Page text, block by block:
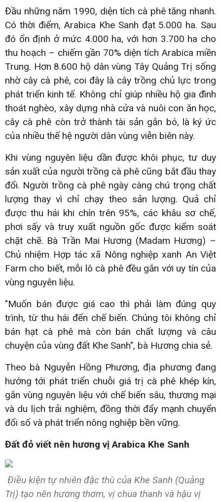
Đầu những năm 1990, diện tích cà phê tăng nhanh.
Có thời điểm, Arabica Khe Sanh đạt 5.000 ha. Sau
đó ổn định ở mức 4.000 ha, với hơn 3.700 ha cho
thu hoạch – chiếm gần 70% diện tích Arabica miền
Trung. Hơn 8.600 hộ dân vùng Tây Quảng Trị sống
nhờ cây cà phê, coi đây là cây trồng chủ lực trong
phát triển kinh tế. Không chỉ giúp nhiều hộ gia đình
thoát nghèo, xây dựng nhà cửa và nuôi con ăn học,
cây cà phê còn trở thành tài sản gắn bó, là ký ức
của nhiều thế hệ người dân vùng viễn biên này.
Khi vùng nguyên liệu dần được khôi phục, tư duy
sản xuất của người trồng cà phê cũng bắt đầu thay
đổi. Người trồng cà phê ngày càng chú trọng chất
lượng thay vì chỉ chạy theo sản lượng. Quả chỉ
được thu hái khi chín trên 95%, các khâu sơ chế,
phơi sấy và truy xuất nguồn gốc được kiểm soát
chặt chẽ. Bà Trần Mai Hương (Madam Hương) –
Chủ nhiệm Hợp tác xã Nông nghiệp xanh An Việt
Farm cho biết, mỗi lô cà phê đều gắn với uy tín của
vùng nguyên liệu.
"Muốn bán được giá cao thì phải làm đúng quy
trình, từ thu hái đến chế biến. Chúng tôi không chỉ
bán hạt cà phê mà còn bán chất lượng và câu
chuyện của vùng đất Khe Sanh", bà Hương chia sẻ.
Theo bà Nguyễn Hồng Phương, địa phương đang
hướng tới phát triển chuỗi giá trị cà phê khép kín,
gắn vùng nguyên liệu với chế biến sâu, thương mại
và du lịch trải nghiệm, đồng thời đẩy mạnh chuyển
đổi số và phát triển nông nghiệp bền vững.
Đất đỏ viết nên hương vị Arabica Khe Sanh
Điều kiện tự nhiên đặc thù của Khe Sanh (Quảng
Trị) tạo nên hương thơm, vị chua thanh và hậu vị